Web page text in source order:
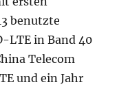
benutzte
LTE in Band 40
Telecom
und ein Jahr